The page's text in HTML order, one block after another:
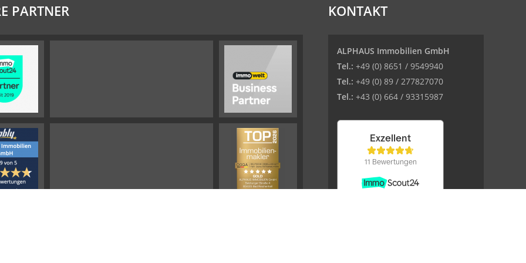
PARTNER KONTAKT
ALPHAUS Immobilien GmbH
Tel.: +49 (0) 8651 / 9549940
Tel.: +49 (0) 89 / 277827070
Tel.: +43 (0) 664 / 93315987